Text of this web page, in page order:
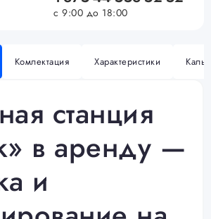
с 9:00 до 18:00
Комлектация Характеристики
станция
в аренду —
и